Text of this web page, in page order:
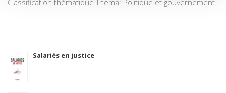
Classification thématique Thema: Politique et gouvernement
Salariés en justice